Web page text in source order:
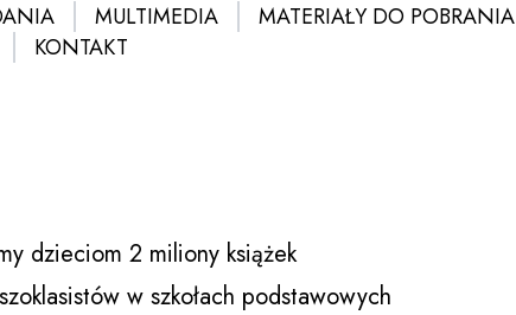
MULTIMEDIA MATERIAŁY DO POBRANIA
KONTAKT
dzieciom 2 miliony książek
w szkołach podstawowych